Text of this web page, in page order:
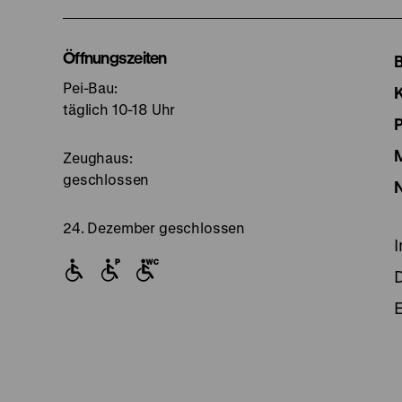
Öffnungszeiten
Pei-Bau:
täglich 10-18 Uhr
Zeughaus:
geschlossen
24. Dezember geschlossen